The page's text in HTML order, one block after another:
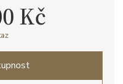
Kč